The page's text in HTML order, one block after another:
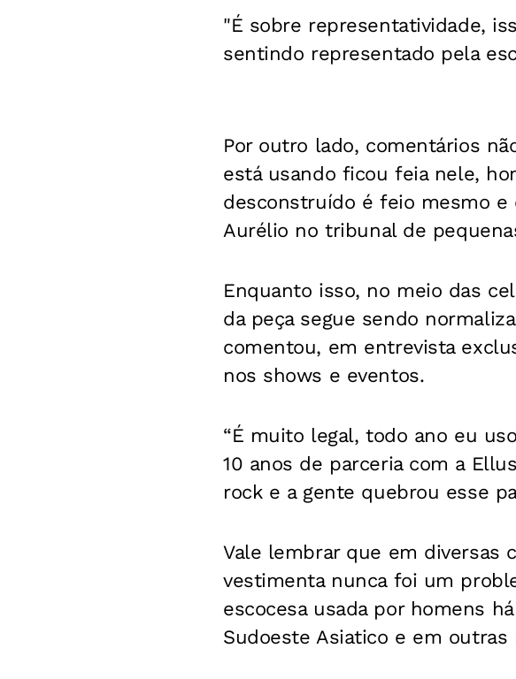
"É sobre representatividade,
sentindo representado pela
Por outro lado, comentários
está usando ficou feia nele,
desconstruído é feio mesmo
Aurélio no tribunal de
Enquanto isso, no meio das
da peça segue sendo
comentou, em entrevista
nos shows e eventos.
“É muito legal, todo ano eu
10 anos de parceria com a
rock e a gente quebrou esse
Vale lembrar que em diversas
vestimenta nunca foi um
escocesa usada por homens
Sudoeste Asiatico e em